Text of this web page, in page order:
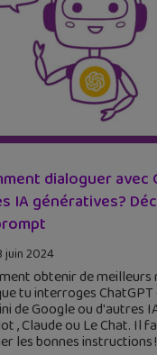
dialoguer avec
IA génératives?
juin 2024
obtenir de
tu interroges ChatGPT
de Google ou d'autres
, Claude ou Le Chat. Il
les bonnes instructions !